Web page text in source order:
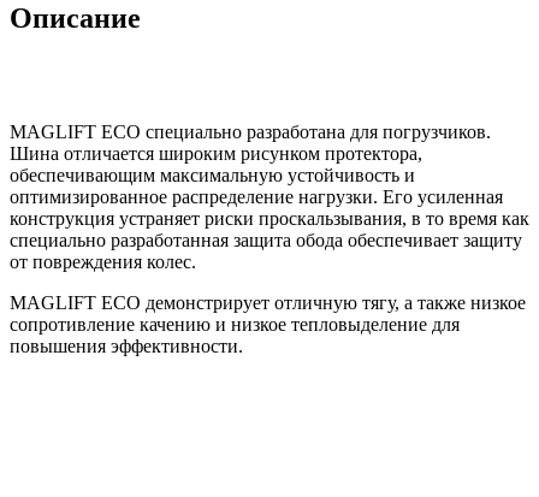
Описание
MAGLIFT ECO специально разработана для погрузчиков.
Шина отличается широким рисунком протектора,
обеспечивающим максимальную устойчивость и
оптимизированное распределение нагрузки. Его усиленная
конструкция устраняет риски проскальзывания, в то время как
специально разработанная защита обода обеспечивает защиту
от повреждения колес.
MAGLIFT ECO демонстрирует отличную тягу, а также низкое
сопротивление качению и низкое тепловыделение для
повышения эффективности.